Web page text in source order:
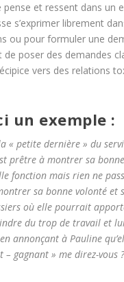
et ressent dans un
s’exprimer librement
ou pour formuler une
poser des demandes
vers des relations
un exemple :
« petite dernière » du
prêtre à montrer sa
fonction mais rien ne
sa bonne volonté et
où elle pourrait
du trop de travail et
annonçant à Pauline
gagnant » me direz-vous ?